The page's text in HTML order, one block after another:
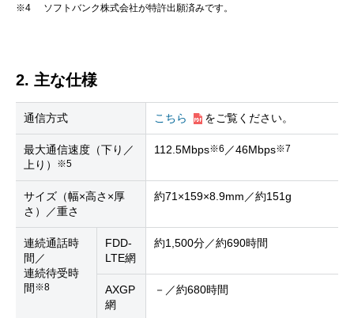
※4 ソフトバンク株式会社が特許出願済みです。
2. 主な仕様
通信方式 こちら をご覧ください。
最大通信速度（下り／
上り）
※5
112.5Mbps※6 ／46Mbps※7
サイズ（幅×高さ×厚
さ）／重さ
約71×159×8.9mm／約151g
連続通話時
間／
連続待受時
間 ※8
FDD-
LTE網
約1,500分／約690時間
AXGP
網
－／約680時間